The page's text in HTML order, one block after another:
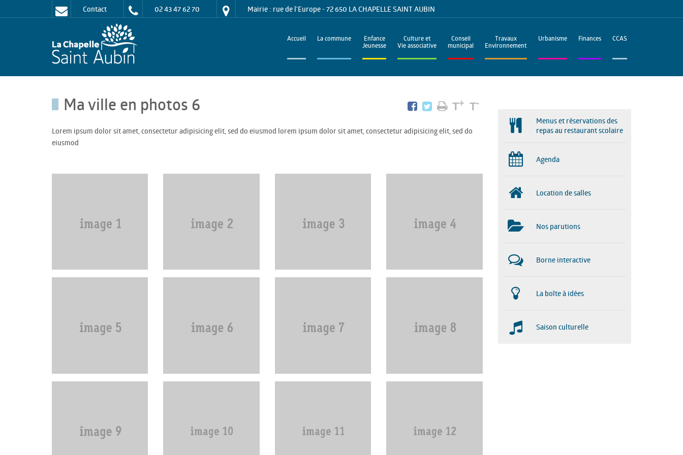
Contact 02 43 47 62 70 Mairie : rue de l'Europe - 72 650 LA CHAPELLE SAINT AUBIN
Accueil La commune
Enfance
Jeunesse
Culture et
Vie associative
Conseil
municipal
Travaux
Environnement
Urbanisme Finances CCAS
Ma ville en photos 6 T+ T-
Lorem ipsum dolor sit amet, consectetur adipisicing elit, sed do eiusmod lorem ipsum dolor sit amet, consectetur adipisicing elit, sed do
eiusmod
Menus et réservations des
repas au restaurant scolaire
Agenda
Location de salles
Nos parutions
Borne interactive
La boîte à idées
Saison culturelle